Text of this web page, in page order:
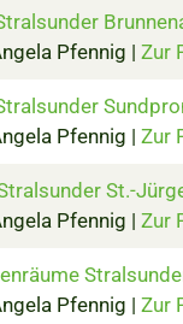
Pfennig | Zur
Pfennig | Zur
St.-
Pfennig | Zur
Pfennig | Zur